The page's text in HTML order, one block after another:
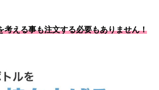
える事も注文する必要もありません！